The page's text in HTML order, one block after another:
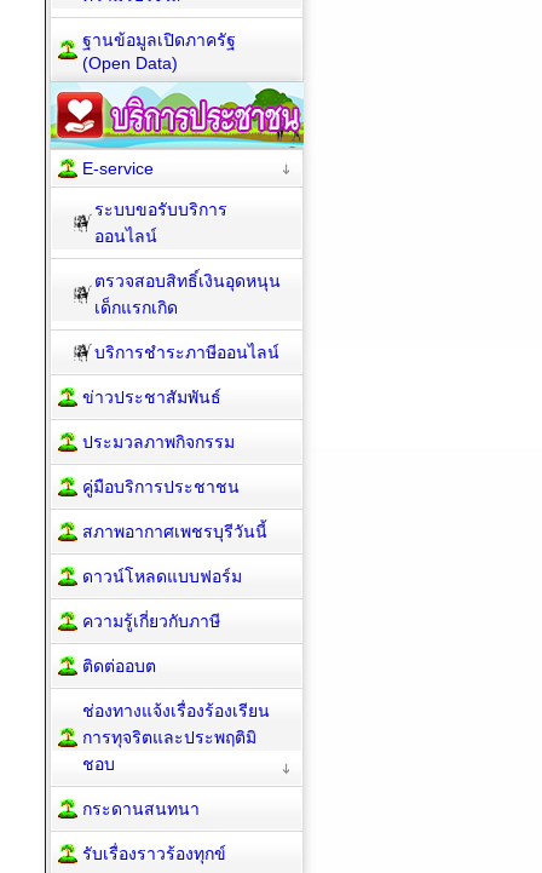
ฐานข้อมูลเปิดภาครัฐ
(Open Data)
E-service
ระบบขอรับบริการ
ออนไลน์
ตรวจสอบสิทธิ์เงินอุดหนุน
เด็กแรกเกิด
บริการชำระภาษีออนไลน์
ข่าวประชาสัมพันธ์
ประมวลภาพกิจกรรม
คู่มือบริการประชาชน
สภาพอากาศเพชรบุรีวันนี้
ดาวน์โหลดแบบฟอร์ม
ความรู้เกี่ยวกับภาษี
ติดต่ออบต
ช่องทางแจ้งเรื่องร้องเรียน
การทุจริตและประพฤติมิ
ชอบ
กระดานสนทนา
รับเรื่องราวร้องทุกข์